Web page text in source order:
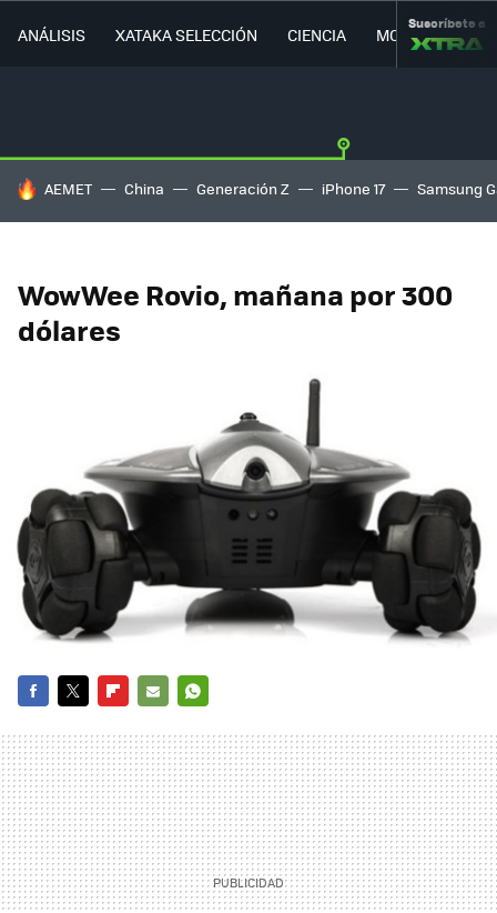
ANÁLISIS XATAKA SELECCIÓN CIENCIA MOVILIDAD
Suscríbete a
HOY SE HABLA DE
AEMET China Generación Z iPhone 17 Samsung
WowWee Rovio, mañana por 300
dólares
MAIL